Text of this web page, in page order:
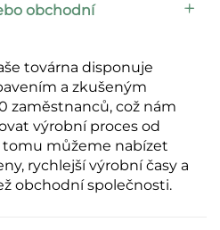
obchodní
továrna disponuje
a zkušeným
zaměstnanců, což nám
výrobní proces od
tomu můžeme nabízet
rychlejší výrobní časy a
obchodní společnosti.